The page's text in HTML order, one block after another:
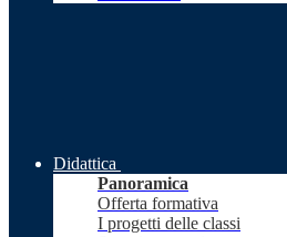
Didattica
Panoramica
Offerta formativa
I progetti delle classi